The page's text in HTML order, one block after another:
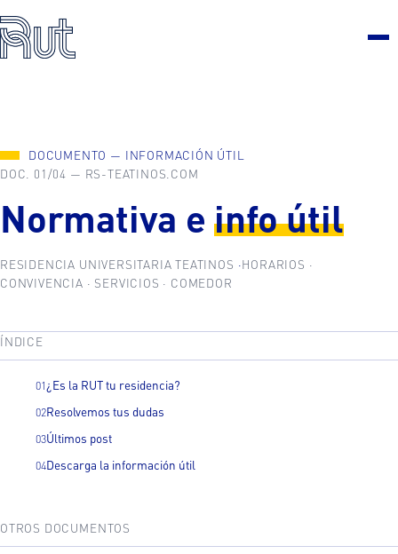
DOCUMENTO — INFORMACIÓN ÚTIL
DOC. 01/04 — RS-TEATINOS.COM
Normativa einfo útil
RESIDENCIA UNIVERSITARIA TEATINOS
HORARIOS ·
CONVIVENCIA · SERVICIOS · COMEDOR
ÍNDICE
¿Es la RUT tu residencia?
Resolvemos tus dudas
Últimos post
Descarga la información útil
OTROS DOCUMENTOS